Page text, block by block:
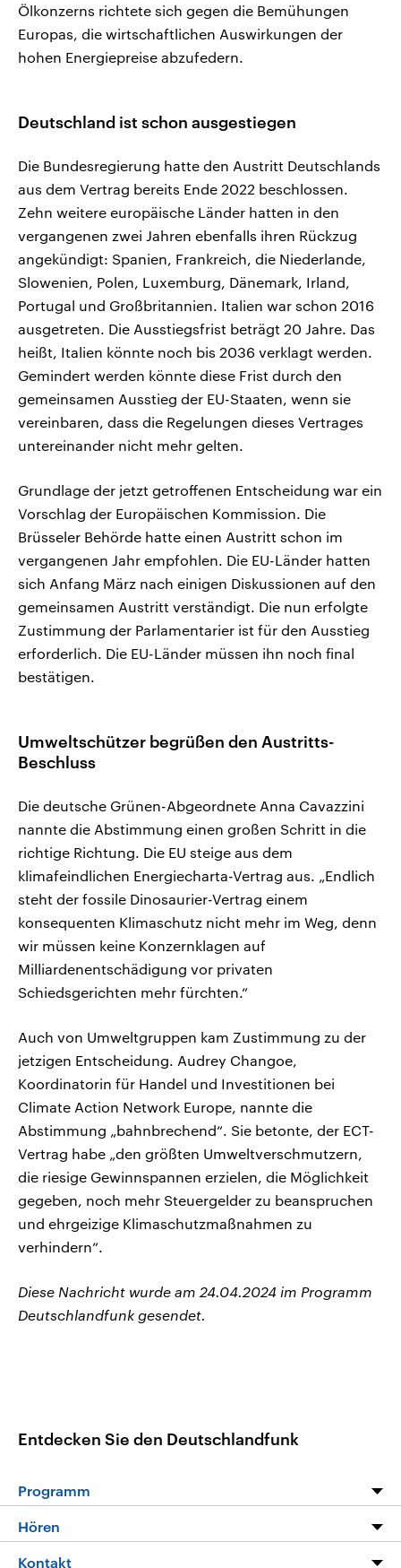
Ölkonzerns richtete sich gegen die Bemühungen
Europas, die wirtschaftlichen Auswirkungen der
hohen Energiepreise abzufedern.
Deutschland ist schon ausgestiegen
Die Bundesregierung hatte den Austritt Deutschlands
aus dem Vertrag bereits Ende 2022 beschlossen.
Zehn weitere europäische Länder hatten in den
vergangenen zwei Jahren ebenfalls ihren Rückzug
angekündigt: Spanien, Frankreich, die Niederlande,
Slowenien, Polen, Luxemburg, Dänemark, Irland,
Portugal und Großbritannien. Italien war schon 2016
ausgetreten. Die Ausstiegsfrist beträgt 20 Jahre. Das
heißt, Italien könnte noch bis 2036 verklagt werden.
Gemindert werden könnte diese Frist durch den
gemeinsamen Ausstieg der EU-Staaten, wenn sie
vereinbaren, dass die Regelungen dieses Vertrages
untereinander nicht mehr gelten.
Grundlage der jetzt getroffenen Entscheidung war ein
Vorschlag der Europäischen Kommission. Die
Brüsseler Behörde hatte einen Austritt schon im
vergangenen Jahr empfohlen. Die EU-Länder hatten
sich Anfang März nach einigen Diskussionen auf den
gemeinsamen Austritt verständigt. Die nun erfolgte
Zustimmung der Parlamentarier ist für den Ausstieg
erforderlich. Die EU-Länder müssen ihn noch final
bestätigen.
Umweltschützer begrüßen den Austritts-
Beschluss
Die deutsche Grünen-Abgeordnete Anna Cavazzini
nannte die Abstimmung einen großen Schritt in die
richtige Richtung. Die EU steige aus dem
klimafeindlichen Energiecharta-Vertrag aus. „Endlich
steht der fossile Dinosaurier-Vertrag einem
konsequenten Klimaschutz nicht mehr im Weg, denn
wir müssen keine Konzernklagen auf
Milliardenentschädigung vor privaten
Schiedsgerichten mehr fürchten.“
Auch von Umweltgruppen kam Zustimmung zu der
jetzigen Entscheidung. Audrey Changoe,
Koordinatorin für Handel und Investitionen bei
Climate Action Network Europe, nannte die
Abstimmung „bahnbrechend“. Sie betonte, der ECT-
Vertrag habe „den größten Umweltverschmutzern,
die riesige Gewinnspannen erzielen, die Möglichkeit
gegeben, noch mehr Steuergelder zu beanspruchen
und ehrgeizige Klimaschutzmaßnahmen zu
verhindern“.
Diese Nachricht wurde am 24.04.2024 im Programm
Deutschlandfunk gesendet.
Entdecken Sie den Deutschlandfunk
Programm
Programm
Hören
Livestream
Kontakt